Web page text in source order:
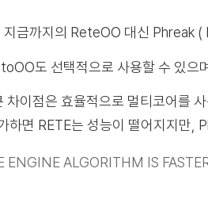
금까지의 ReteOO 대신 Phreak
도 선택적으로 사용할 수 있으
차이점은 효율적으로 멀티코어를
하면 RETE는 성능이 떨어지지만,
ENGINE ALGORITHM IS